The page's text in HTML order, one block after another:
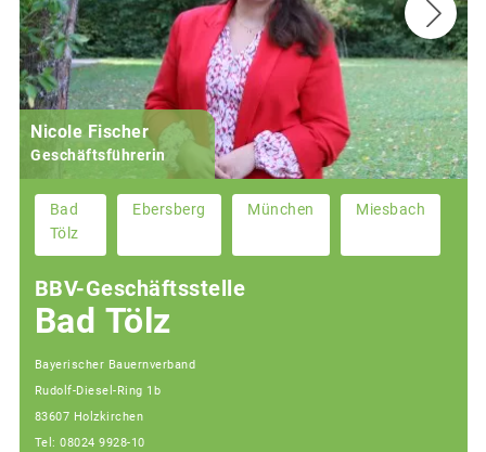
Nicole Fischer
Geschäftsführerin
Bad
Tölz
Ebersberg München Miesbach
BBV-Geschäftsstelle
Bad Tölz
Bayerischer Bauernverband
Rudolf-Diesel-Ring 1b
83607 Holzkirchen
Tel: 08024 9928-10